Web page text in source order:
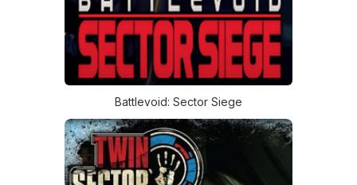
Battlevoid: Sector Siege